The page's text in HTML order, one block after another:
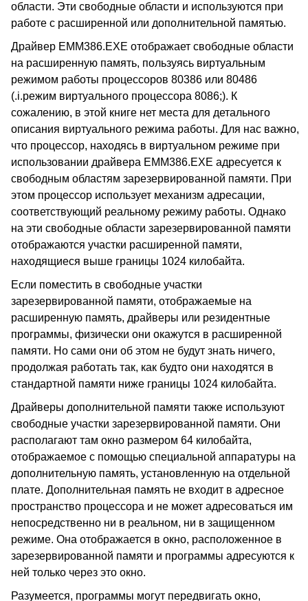
области. Эти свободные области и используются при
работе с расширенной или дополнительной памятью.
Драйвер EMM386.EXE отображает свободные области
на расширенную память, пользуясь виртуальным
режимом работы процессоров 80386 или 80486
(.i.режим виртуального процессора 8086;). К
сожалению, в этой книге нет места для детального
описания виртуального режима работы. Для нас важно,
что процессор, находясь в виртуальном режиме при
использовании драйвера EMM386.EXE адресуется к
свободным областям зарезервированной памяти. При
этом процессор использует механизм адресации,
соответствующий реальному режиму работы. Однако
на эти свободные области зарезервированной памяти
отображаются участки расширенной памяти,
находящиеся выше границы 1024 килобайта.
Если поместить в свободные участки
зарезервированной памяти, отображаемые на
расширенную память, драйверы или резидентные
программы, физически они окажутся в расширенной
памяти. Но сами они об этом не будут знать ничего,
продолжая работать так, как будто они находятся в
стандартной памяти ниже границы 1024 килобайта.
Драйверы дополнительной памяти также используют
свободные участки зарезервированной памяти. Они
располагают там окно размером 64 килобайта,
отображаемое с помощью специальной аппаратуры на
дополнительную память, установленную на отдельной
плате. Дополнительная память не входит в адресное
пространство процессора и не может адресоваться им
непосредственно ни в реальном, ни в защищенном
режиме. Она отображается в окно, расположенное в
зарезервированной памяти и программы адресуются к
ней только через это окно.
Разумеется, программы могут передвигать окно,